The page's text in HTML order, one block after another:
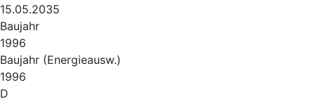
15.05.2035
Baujahr
1996
Baujahr (Energieausw.)
1996
D